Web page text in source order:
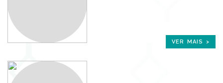
VER MAIS >